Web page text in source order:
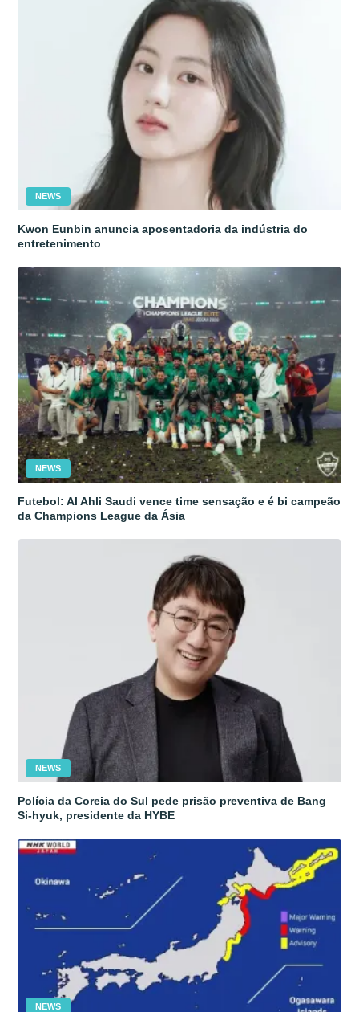
NEWS
Kwon Eunbin anuncia aposentadoria da indústria do
entretenimento
NEWS
Futebol: Al Ahli Saudi vence time sensação e é bi campeão
da Champions League da Ásia
NEWS
Polícia da Coreia do Sul pede prisão preventiva de Bang
Si-hyuk, presidente da HYBE
NEWS